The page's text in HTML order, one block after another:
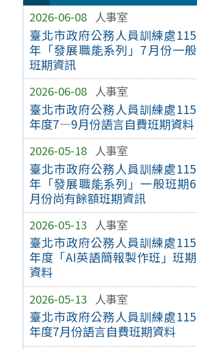
2026-06-08 人事室
臺北市政府公務人員訓練處115
年「發展職能系列」7月份一般
班期資訊
2026-06-08 人事室
臺北市政府公務人員訓練處115
年度7—9月份語言自費班期資料
2026-05-18 人事室
臺北市政府公務人員訓練處115
年「發展職能系列」一般班期6
月份尚有餘額班期資訊
2026-05-13 人事室
臺北市政府公務人員訓練處115
年度「AI英語簡報製作班」班期
資料
2026-05-13 人事室
臺北市政府公務人員訓練處115
年度7月份語言自費班期資料